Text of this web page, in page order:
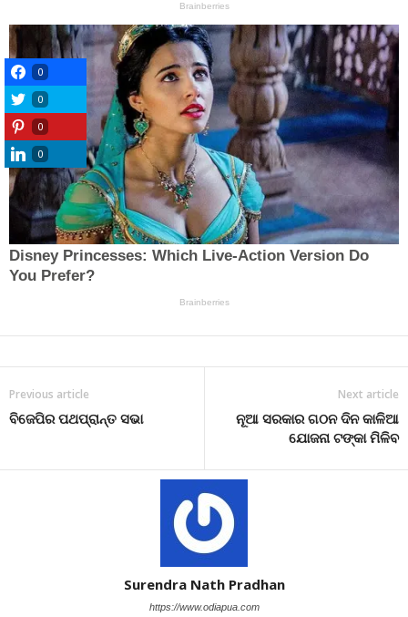
Previous article
ବିଜେପିର ପଥପ୍ରାନ୍ତ ସଭା
Next article
ନୂଆ ସରକାର ଗଠନ ଦିନ କାଳିଆ
ଯୋଜନା ଟଙ୍କା ମିଳିବ
Surendra Nath Pradhan
https://www.odiapua.com
0
0
0
0